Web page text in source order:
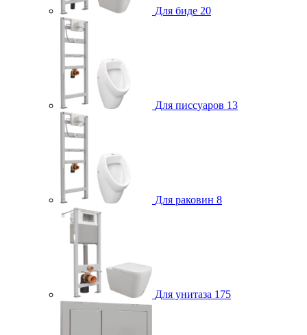
Для биде 20
Для писсуаров 13
Для раковин 8
Для унитаза 175